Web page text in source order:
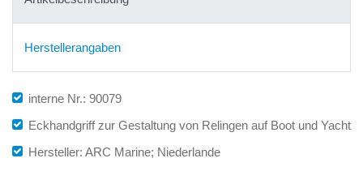
Herstellerangaben
interne Nr.: 90079
Eckhandgriff zur Gestaltung von Relingen auf Boot und Yacht
Hersteller: ARC Marine; Niederlande